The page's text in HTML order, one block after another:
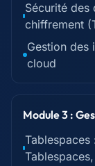
Sécurité des
chiffrement
Gestion des
cloud
Module 3 :